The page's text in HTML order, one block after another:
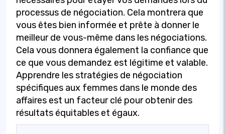
processus de négociation. Cela montrera que
vous êtes bien informée et prête à donner le
meilleur de vous-même dans les négociations.
Cela vous donnera également la confiance que
ce que vous demandez est légitime et valable.
Apprendre les stratégies de négociation
spécifiques aux femmes dans le monde des
affaires est un facteur clé pour obtenir des
résultats équitables et égaux.